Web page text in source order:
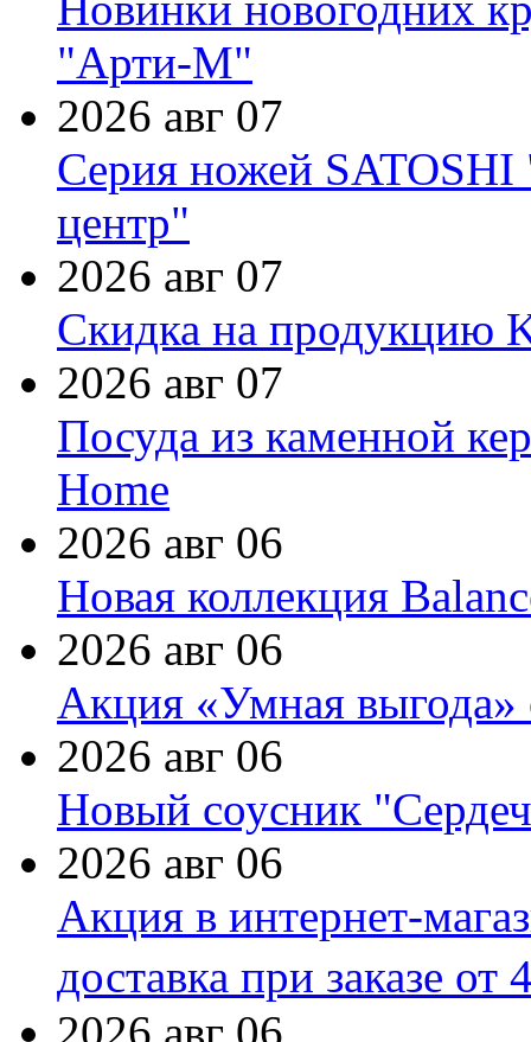
"Арти-М"
2026 авг 07
Серия ножей
центр"
2026 авг 07
Скидка на продукцию
2026 авг 07
Посуда из каменной
Home
2026 авг 06
Новая коллекция
2026 авг 06
Акция «Умная выгода»
2026 авг 06
Новый соусник
2026 авг 06
Акция в интернет-
доставка при заказе от
2026 авг 06